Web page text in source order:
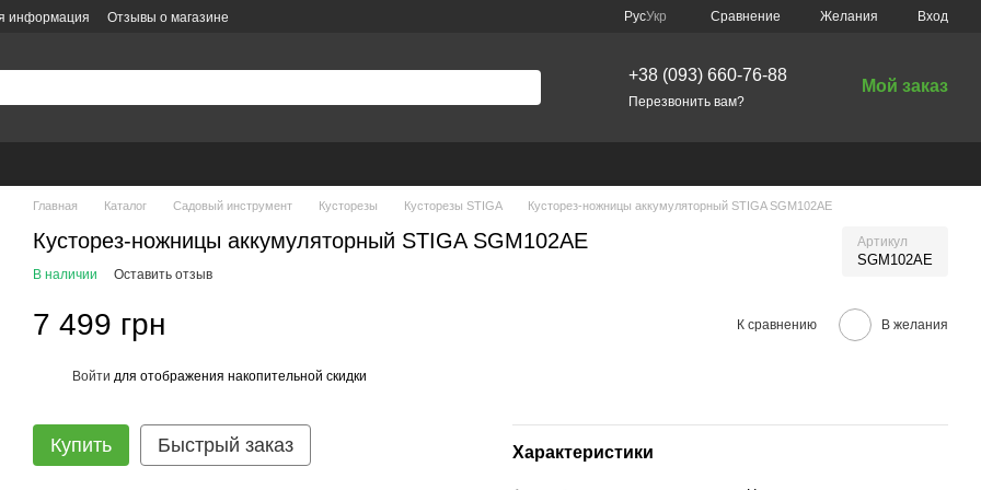
информация
Отзывы о магазине
РусУкр Сравнение Желания Вход
+38 (093) 660-76-88
Перезвонить вам?
Мой заказ
Главная Каталог Садовый инструмент Кусторезы Кусторезы STIGA Кусторез-ножницы аккумуляторный STIGA SGM102AE
Кусторез-ножницы аккумуляторный STIGA SGM102AE Артикул
SGM102AE
В наличии Оставить отзыв
7 499 грн К сравнению В желания
Войти для отображения накопительной скидки
Купить Быстрый заказ Характеристики